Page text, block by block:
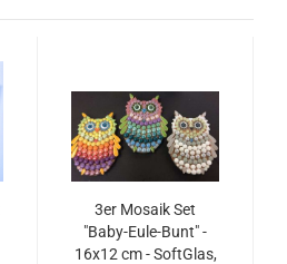
3er Mosaik Set
"Baby-Eule-Bunt" -
16x12 cm - SoftGlas,